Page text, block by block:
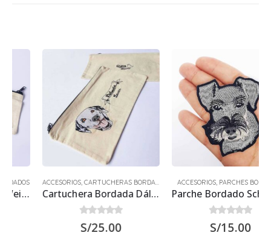
ACCESORIOS,CARTUCHERAS BORDADAS
Cartuchera Bordada Dálmata
25.00
ACCESORIOS,PARCHES BORDADOS
Parche Bordado Schnauzer
15.00